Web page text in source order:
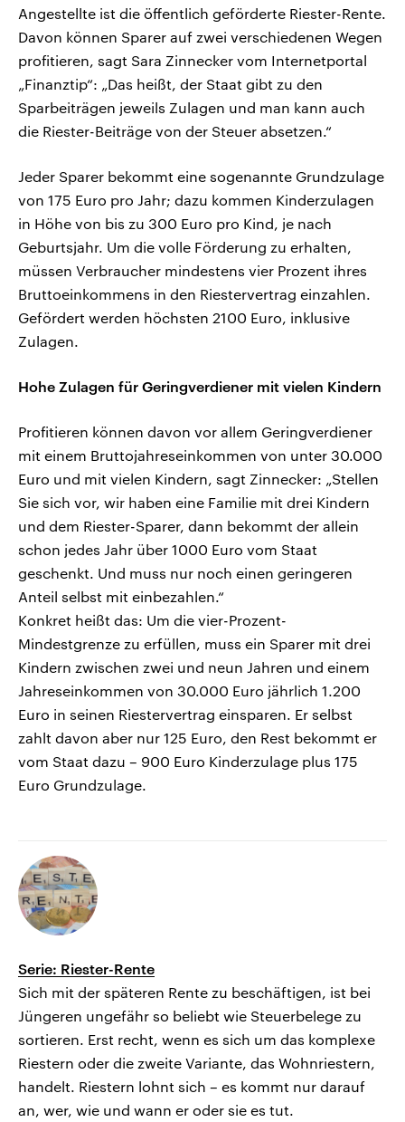
Angestellte ist die öffentlich geförderte Riester-Rente.
Davon können Sparer auf zwei verschiedenen Wegen
profitieren, sagt Sara Zinnecker vom Internetportal
„Finanztip“: „Das heißt, der Staat gibt zu den
Sparbeiträgen jeweils Zulagen und man kann auch
die Riester-Beiträge von der Steuer absetzen.“
Jeder Sparer bekommt eine sogenannte Grundzulage
von 175 Euro pro Jahr; dazu kommen Kinderzulagen
in Höhe von bis zu 300 Euro pro Kind, je nach
Geburtsjahr. Um die volle Förderung zu erhalten,
müssen Verbraucher mindestens vier Prozent ihres
Bruttoeinkommens in den Riestervertrag einzahlen.
Gefördert werden höchsten 2100 Euro, inklusive
Zulagen.
Hohe Zulagen für Geringverdiener mit vielen Kindern
Profitieren können davon vor allem Geringverdiener
mit einem Bruttojahreseinkommen von unter 30.000
Euro und mit vielen Kindern, sagt Zinnecker: „Stellen
Sie sich vor, wir haben eine Familie mit drei Kindern
und dem Riester-Sparer, dann bekommt der allein
schon jedes Jahr über 1000 Euro vom Staat
geschenkt. Und muss nur noch einen geringeren
Anteil selbst mit einbezahlen.“
Konkret heißt das: Um die vier-Prozent-
Mindestgrenze zu erfüllen, muss ein Sparer mit drei
Kindern zwischen zwei und neun Jahren und einem
Jahreseinkommen von 30.000 Euro jährlich 1.200
Euro in seinen Riestervertrag einsparen. Er selbst
zahlt davon aber nur 125 Euro, den Rest bekommt er
vom Staat dazu – 900 Euro Kinderzulage plus 175
Euro Grundzulage.
Serie: Riester-Rente
Sich mit der späteren Rente zu beschäftigen, ist bei
Jüngeren ungefähr so beliebt wie Steuerbelege zu
sortieren. Erst recht, wenn es sich um das komplexe
Riestern oder die zweite Variante, das Wohnriestern,
handelt. Riestern lohnt sich – es kommt nur darauf
an, wer, wie und wann er oder sie es tut.